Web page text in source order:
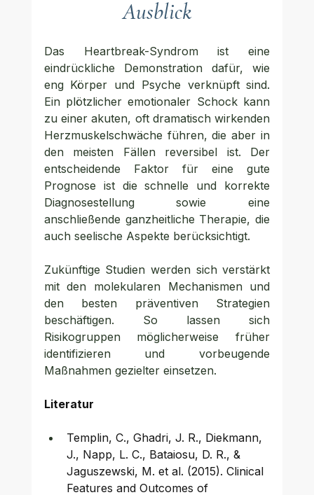
Ausblick
Das Heartbreak-Syndrom ist eine
eindrückliche Demonstration dafür, wie
eng Körper und Psyche verknüpft sind.
Ein plötzlicher emotionaler Schock kann
zu einer akuten, oft dramatisch wirkenden
Herzmuskelschwäche führen, die aber in
den meisten Fällen reversibel ist. Der
entscheidende Faktor für eine gute
Prognose ist die schnelle und korrekte
Diagnosestellung sowie eine
anschließende ganzheitliche Therapie, die
auch seelische Aspekte berücksichtigt.
Zukünftige Studien werden sich verstärkt
mit den molekularen Mechanismen und
den besten präventiven Strategien
beschäftigen. So lassen sich
Risikogruppen möglicherweise früher
identifizieren und vorbeugende
Maßnahmen gezielter einsetzen.
Literatur
Templin, C., Ghadri, J. R., Diekmann,
J., Napp, L. C., Bataiosu, D. R., &
Jaguszewski, M. et al. (2015). Clinical
Features and Outcomes of